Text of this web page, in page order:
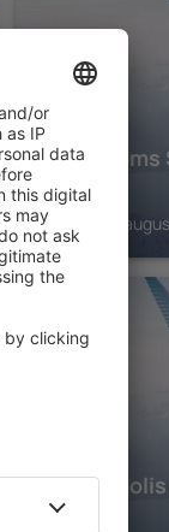
The
607€
Tirana, 28
528